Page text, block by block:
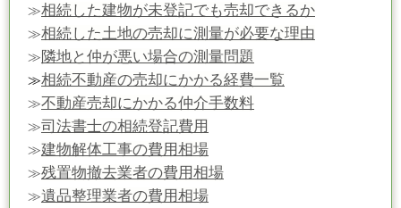
≫相続した建物が未登記でも売却できるか
≫相続した土地の売却に測量が必要な理由
≫隣地と仲が悪い場合の測量問題
≫相続不動産の売却にかかる経費一覧
≫不動産売却にかかる仲介手数料
≫司法書士の相続登記費用
≫建物解体工事の費用相場
≫残置物撤去業者の費用相場
≫遺品整理業者の費用相場